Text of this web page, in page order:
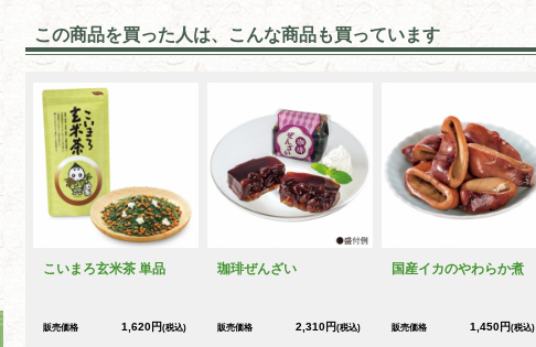
この商品を買った人は、こんな商品も買っています
こいまろ玄米茶 単品
販売価格 1,620円(税込)
珈琲ぜんざい
販売価格 2,310円(税込)
国産イカのやわらか煮
販売価格 1,450円(税込)